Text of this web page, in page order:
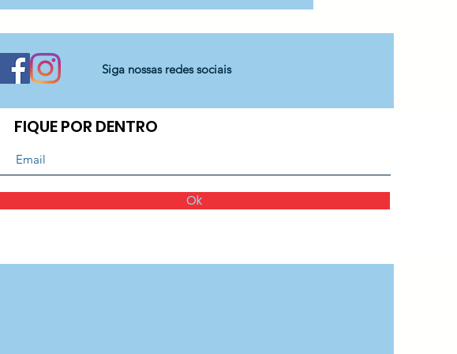
CEI Aníbal Difrancia
Siga nossas redes sociais
FIQUE POR DENTRO
Ok